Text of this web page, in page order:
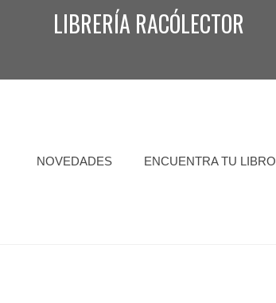
LIBRERÍA RACÓLECTOR
NOVEDADES ENCUENTRA TU LIBRO